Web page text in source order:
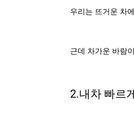
우리는 뜨거운 차
근데 차가운 바람
2.내차 빠르